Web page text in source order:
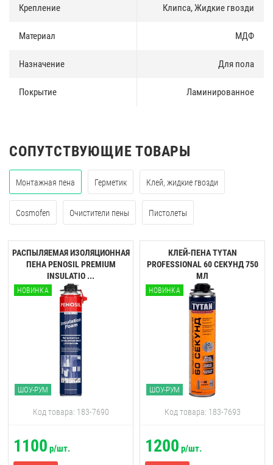
Крепление Клипса, Жидкие гвозди
Материал МДФ
Назначение Для пола
Покрытие Ламинированное
СОПУТСТВУЮЩИЕ ТОВАРЫ
Монтажная пена Герметик Клей, жидкие гвозди
Cosmofen Очистители пены Пистолеты
РАСПЫЛЯЕМАЯ ИЗОЛЯЦИОННАЯ
ПЕНА PENOSIL PREMIUM
INSULATIO ...
НОВИНКА
ШОУ-РУМ
Код товара: 183-7690
1100 р/шт.
КЛЕЙ-ПЕНА TYTAN
PROFESSIONAL 60 CЕКУНД 750
МЛ
НОВИНКА
ШОУ-РУМ
Код товара: 183-7693
1200 р/шт.